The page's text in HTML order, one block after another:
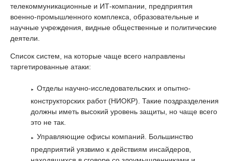
телекоммуникационные и ИТ-компании, предприятия
военно-промышленного комплекса, образовательные и
научные учреждения, видные общественные и политические
деятели.
Список систем, на которые чаще всего направлены
таргетированные атаки:
Отделы научно-исследовательских и опытно-
конструкторских работ (НИОКР). Такие поздразделения
должны иметь высокий уровень защиты, но чаще всего
это не так.
Управляющие офисы компаний. Большинство
предприятий уязвимо к действиям инсайдеров,